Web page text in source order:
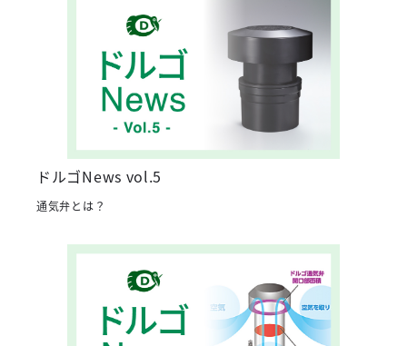
ドルゴNews vol.5
通気弁とは？